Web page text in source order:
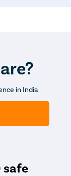
(TLH): येथे,
काढले
त्याच्या
in India
safe